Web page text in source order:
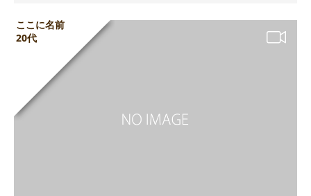
ここに名前
20代